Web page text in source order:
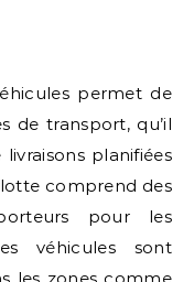
permet de
de transport, qu’il
livraisons planifiées
comprend des
pour les
véhicules sont